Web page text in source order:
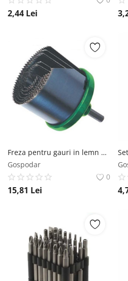
2,44 Lei
Freza pentru gauri in lemn si rigips Troy 27407, O26-63 mm
Gospodar
0
15,81 Lei